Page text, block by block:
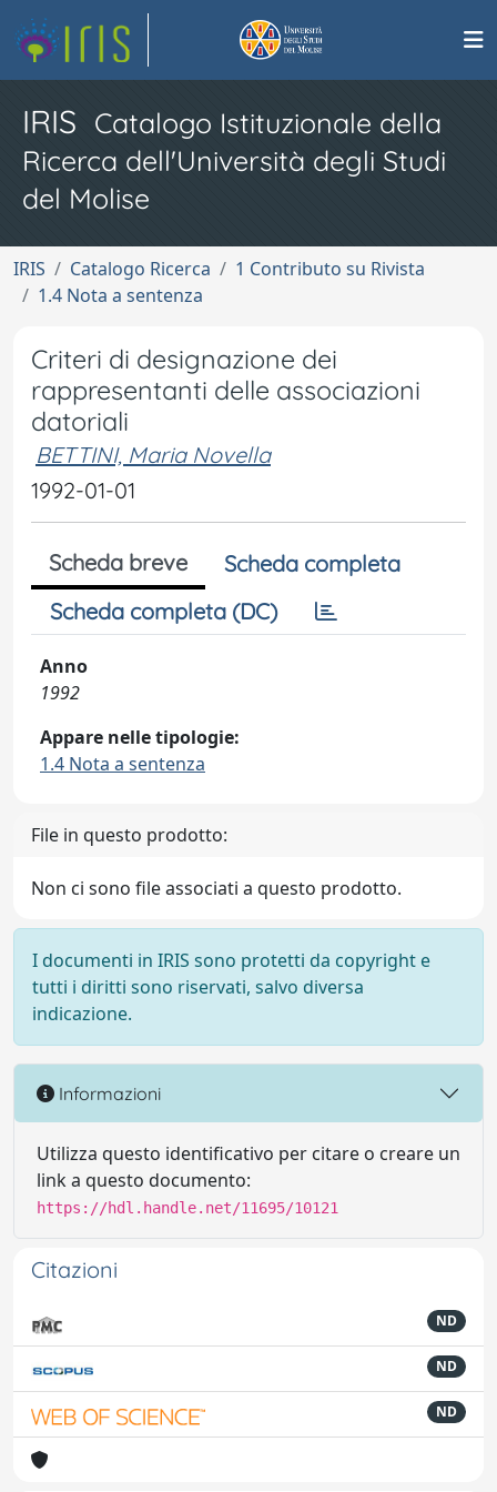
IRIS Catalogo Istituzionale della
Ricerca dell'Università degli Studi
del Molise
IRIS Catalogo Ricerca
1 Contributo su Rivista
1.4 Nota a sentenza
Criteri di designazione dei
rappresentanti delle associazioni
datoriali
BETTINI, Maria Novella
1992-01-01
Scheda breve
Scheda completa
Scheda completa (DC)
Anno
1992
Appare nelle tipologie:
1.4 Nota a sentenza
File in questo prodotto:
Non ci sono file associati a questo prodotto.
I documenti in IRIS sono protetti da copyright e
tutti i diritti sono riservati, salvo diversa
indicazione.
Informazioni
Utilizza questo identificativo per citare o creare un
link a questo documento:
https://hdl.handle.net/11695/10121
Citazioni
ND
ND
ND